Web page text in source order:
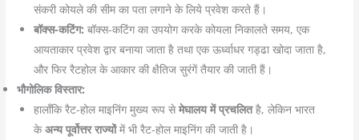
संकरी कोयले की सीम का पता लगाने के लिये प्रवेश करते हैं।
बॉक्स-कटिंग: बॉक्स-कटिंग का उपयोग करके कोयला निकालते समय, एक
आयताकार प्रवेश द्वार बनाया जाता है तथा एक ऊर्ध्वाधर गड्ढा खोदा जाता है,
और फिर रैटहोल के आकार की क्षैतिज सुरंगें तैयार की जाती हैं।
भौगोलिक विस्तार:
हालाँकि रैट-होल माइनिंग मुख्य रूप सेमेघालय में प्रचलितहै, लेकिन भारत
केअन्य पूर्वोत्तर राज्योंमें भी रैट-होल माइनिंग की जाती है।